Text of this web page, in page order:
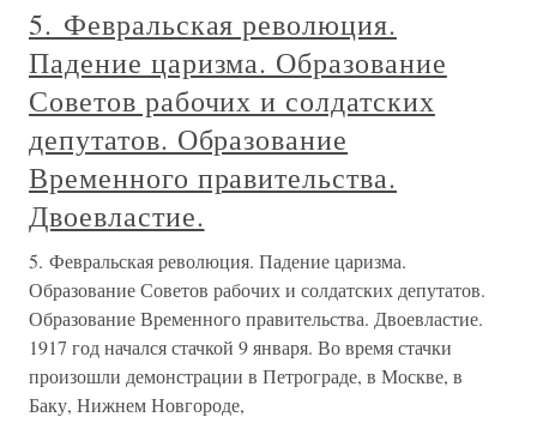
5. Февральская революция.
Падение царизма. Образование
Советов рабочих и солдатских
депутатов. Образование
Временного правительства.
Двоевластие.
5. Февральская революция. Падение царизма.
Образование Советов рабочих и солдатских депутатов.
Образование Временного правительства. Двоевластие.
1917 год начался стачкой 9 января. Во время стачки
произошли демонстрации в Петрограде, в Москве, в
Баку, Нижнем Новгороде,